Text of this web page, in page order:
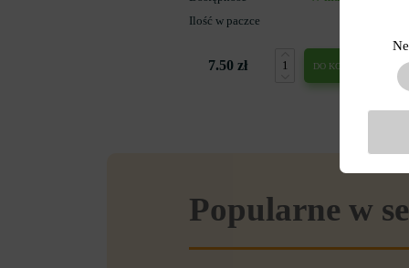
Ilość w paczce
7.50 zł DO KOSZYKA
Popularne w